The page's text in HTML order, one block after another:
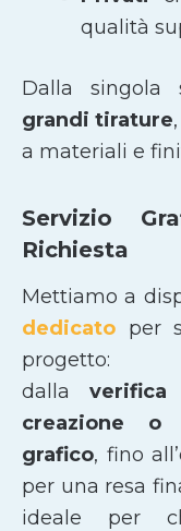
qualità
Dalla singola
grandi tirature
a materiali e
Servizio
Richiesta
Mettiamo a
dedicato per
progetto:
dalla
creazione o
grafico, fino
per una resa
ideale per